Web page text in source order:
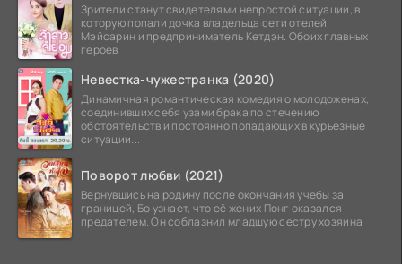
Зрители станут свидетелями непростой ситуации, в
которую попали дочка владельца сети отелей
Мэйсарин и предприниматель Кетдэн. Обоих главных
героев
Невестка-чужестранка (2020)
Динамичная романтическая комедия о молодоженах,
соединивших себя узами брака по стечению
обстоятельств и постоянно попадающих в курьезные
ситуации...
Поворот любви (2021)
Вернувшись на родину после окончания учебы за
границей, Бо узнает, что её жених Понг оказался
предателем. Он соблазнил младшую сестру хозяина